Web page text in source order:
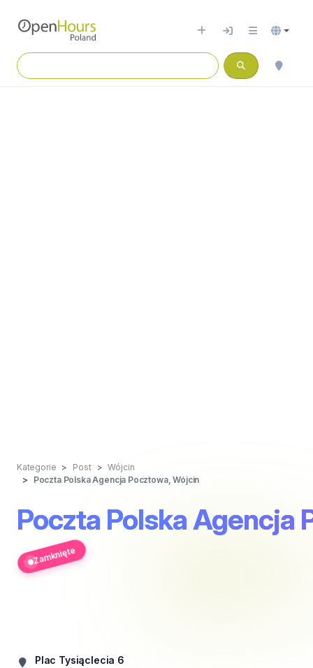
Kategorie Post
Wójcin
Poczta Polska Agencja Pocztowa, Wójcin
Poczta Polska Agencja
Zamknięte
Plac Tysiąclecia 6